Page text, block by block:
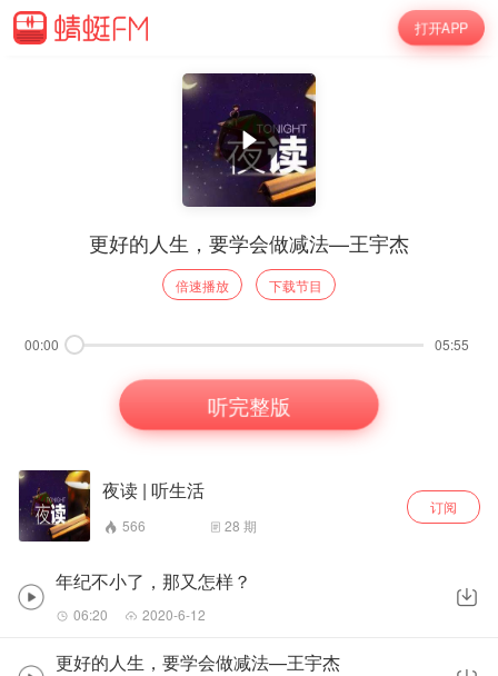
打开APP
更好的人生，要学会做减法—王宇杰
倍速播放 下载节目
00:00 05:55
听完整版
夜读 | 听生活
566 28 期
订阅
年纪不小了，那又怎样？
06:20 2020-6-12
更好的人生，要学会做减法—王宇杰